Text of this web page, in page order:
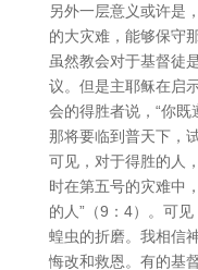
另外一层意义或许是
的大灾难，能够保守
虽然教会对于基督徒
议。但是主耶稣在启
会的得胜者说，“你
那将要临到普天下，
可见，对于得胜的人
时在第五号的灾难中
的人”（9：4）。可
蝗虫的折磨。我相信
悔改和救恩。有的基